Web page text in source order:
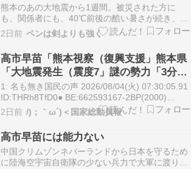
熊本のあの大地震から1週間。被災された方に
も、関係者にも、40℃前後の酷い暑さが続き、心
身ともに疲弊していると思います。こっちはそん
なこと言ってられんよ、という声も聞こえてきそ
うですが、毎日やるせない気持ちでTVを見ていま
す。 高市首相も地震から6日後の昨日、現地を視
察したよう…
2日前 ペンは剣よりも強く
高市早苗「熊本視察（復興支援」熊本県
「大地震発生（震度7」謎の勢力「3分間
視察！（大嘘」高市政権「事実無根です
（情報公開」高市早苗「避難所と被災者
に配慮」→
1: 名も無き国民の声 2026/08/04(火) 07:30:05.91
ID:THRh8TfD0● BE:662593167-2BP(2000)
https://hayabusa3.2ch.sc/test/read.cgi/news/
名も無き国民…
2日前 /)；｀ω´)＜国家総動員報
高市早苗には能力ない
中国クリムゾンネバーランドから日本を守るため
に陸海空宇宙自衛隊の少ない兵力で大軍に渡り合